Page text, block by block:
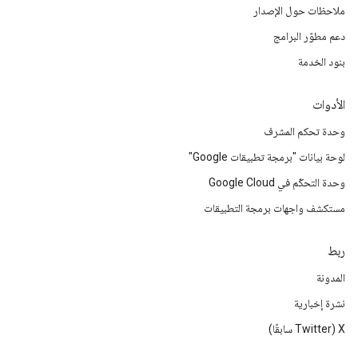
ملاحظات حول الإصدار
دعم مطوّر البرامج
بنود الخدمة
الأدوات
وحدة تحكم المشرف
لوحة بيانات "برمجة تطبيقات Google"
وحدة التحكّم في Google Cloud
مستكشف واجهات برمجة التطبيقات
ربط
المدونة
نشرة إخبارية
‫X ‏(Twitter سابقًا)